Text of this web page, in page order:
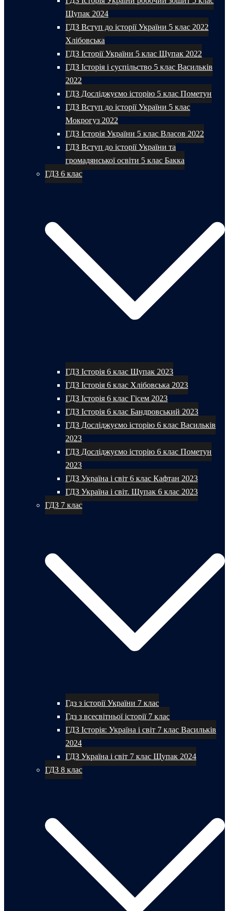
Щупак 2024
ГДЗ Вступ до історії України 5 клас 2022
Хлібовська
ГДЗ Історії України 5 клас Щупак 2022
ГДЗ Історія і суспільство 5 клас Васильків
2022
ГДЗ Досліджуємо історію 5 клас Пометун
ГДЗ Вступ до історії України 5 клас
Мокрогуз 2022
ГДЗ Історія України 5 клас Власов 2022
ГДЗ Вступ до історії України та
громадянської освіти 5 клас Бакка
ГДЗ 6 клас
ГДЗ Історія 6 клас Щупак 2023
ГДЗ Історія 6 клас Хлібовська 2023
ГДЗ Історія 6 клас Гісем 2023
ГДЗ Історія 6 клас Бандровський 2023
ГДЗ Досліджуємо історію 6 клас Васильків
2023
ГДЗ Досліджуємо історію 6 клас Пометун
2023
ГДЗ Україна і світ 6 клас Кафтан 2023
ГДЗ Україна і світ. Щупак 6 клас 2023
ГДЗ 7 клас
Гдз з історії України 7 клас
Гдз з всесвітньої історії 7 клас
ГДЗ Історія: Україна і світ 7 клас Васильків
2024
ГДЗ Україна і світ 7 клас Щупак 2024
ГДЗ 8 клас